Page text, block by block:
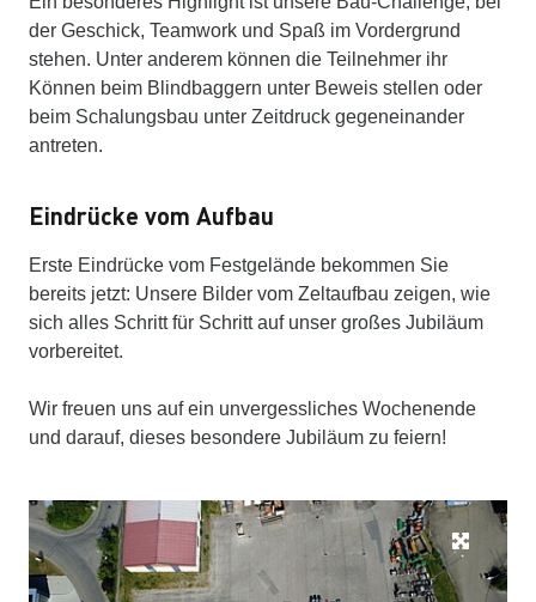
der Geschick, Teamwork und Spaß im Vordergrund
stehen. Unter anderem können die Teilnehmer ihr
Können beim Blindbaggern unter Beweis stellen oder
beim Schalungsbau unter Zeitdruck gegeneinander
antreten.
Eindrücke vom Aufbau
Erste Eindrücke vom Festgelände bekommen Sie
bereits jetzt: Unsere Bilder vom Zeltaufbau zeigen, wie
sich alles Schritt für Schritt auf unser großes Jubiläum
vorbereitet.
Wir freuen uns auf ein unvergessliches Wochenende
und darauf, dieses besondere Jubiläum zu feiern!